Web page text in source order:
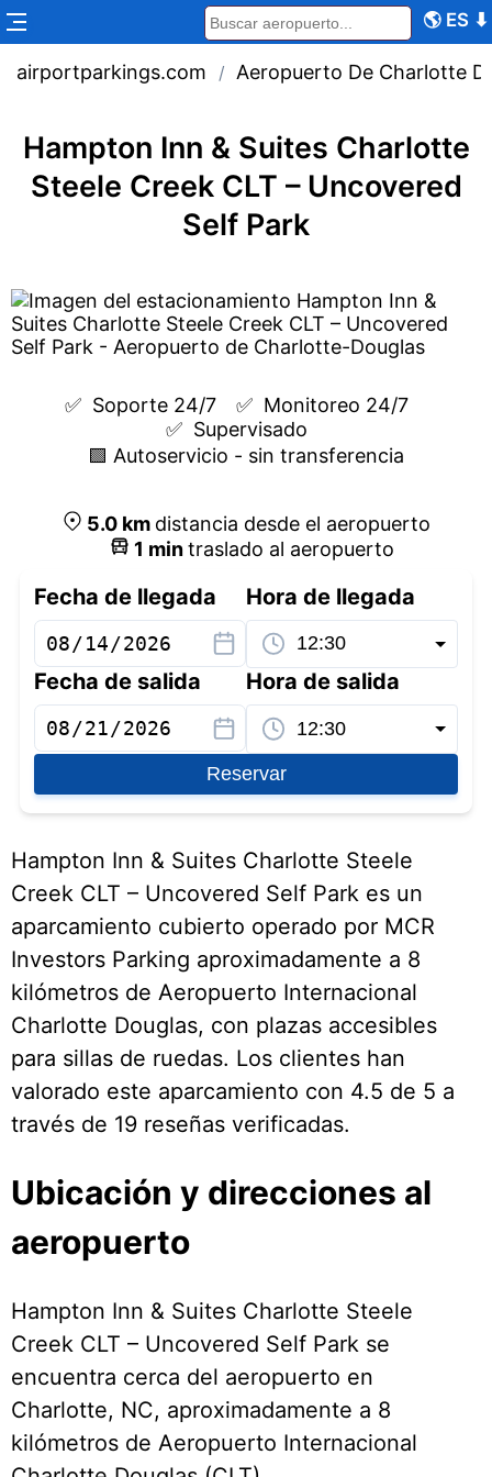
🌎 ES ⬇
airportparkings.com / Aeropuerto De Charlotte
Hampton Inn & Suites Charlotte
Steele Creek CLT – Uncovered
Self Park
✅ Soporte 24/7 ✅ Monitoreo 24/7
✅ Supervisado
🟩 Autoservicio - sin transferencia
5.0km distancia desde el aeropuerto
1 mintraslado al aeropuerto
Fecha de llegada Hora de llegada
Fecha de salida Hora de salida
Reservar
Hampton Inn & Suites Charlotte Steele
Creek CLT – Uncovered Self Park es un
aparcamiento cubierto operado por MCR
Investors Parking aproximadamente a 8
kilómetros de Aeropuerto Internacional
Charlotte Douglas, con plazas accesibles
para sillas de ruedas. Los clientes han
valorado este aparcamiento con 4.5 de 5 a
través de 19 reseñas verificadas.
Ubicación y direcciones al
aeropuerto
Hampton Inn & Suites Charlotte Steele
Creek CLT – Uncovered Self Park se
encuentra cerca del aeropuerto en
Charlotte, NC, aproximadamente a 8
kilómetros de Aeropuerto Internacional